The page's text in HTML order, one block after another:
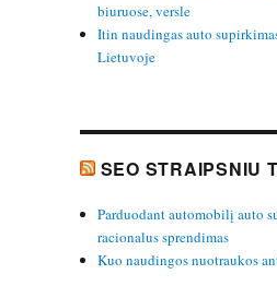
biuruose, versle
Itin naudingas auto
Lietuvoje
SEO STRAIPSNIU
Parduodant automobilį auto
racionalus sprendimas
Kuo naudingos nuotraukos